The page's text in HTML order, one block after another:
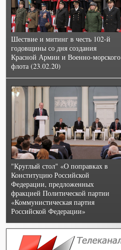
Шествие и митинг в честь 102-й
годовщины со дня создания
Красной Армии и Военно-морского
флота (23.02.20)
"Круглый стол" «О поправках в
Конституцию Российской
Федерации, предложенных
фракцией Политической партии
«Коммунистическая партия
Российской Федерации»